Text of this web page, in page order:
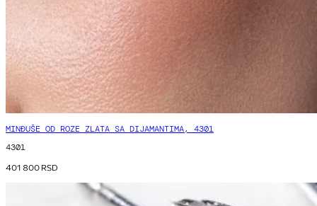
MINĐUŠE OD ROZE ZLATA SA DIJAMANTIMA, 4301
4301
401 800RSD